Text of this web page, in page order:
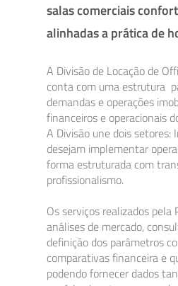
salas comerciais
alinhadas a prática de
A Divisão de Locação de
conta com uma estrutura
demandas e operações
financeiros e operacionais
A Divisão une dois setores:
desejam implementar
forma estruturada com
profissionalismo.
Os serviços realizados pela
análises de mercado,
definição dos parâmetros
comparativas financeira e
podendo fornecer dados